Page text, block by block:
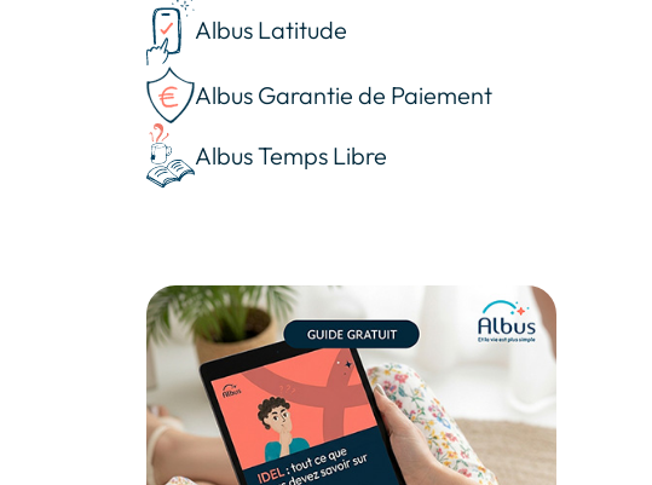
Albus Latitude
Albus Garantie de Paiement
Albus Temps Libre